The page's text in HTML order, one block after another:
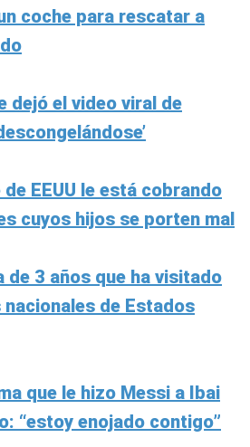
coche para rescatar a
dejó el video viral de
EEUU le está cobrando
cuyos hijos se porten mal
de 3 años que ha visitado
de Estados
que le hizo Messi a Ibai
“estoy enojado contigo”